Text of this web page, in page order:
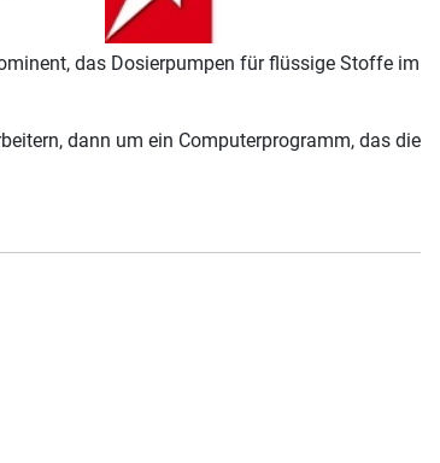
das Dosierpumpen für flüssige Stoffe im
dann um ein Computerprogramm, das die